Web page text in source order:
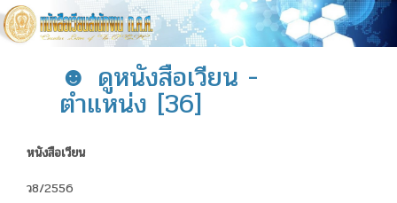
☻ ดูหนังสือเวียน -
ตำแหน่ง [36]
หนังสือเวียน
ว8/2556